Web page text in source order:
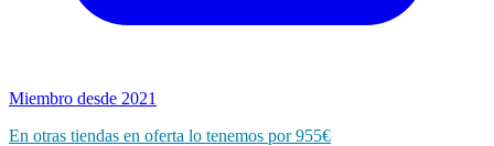
Miembro desde 2021
En otras tiendas en oferta lo tenemos por 955€